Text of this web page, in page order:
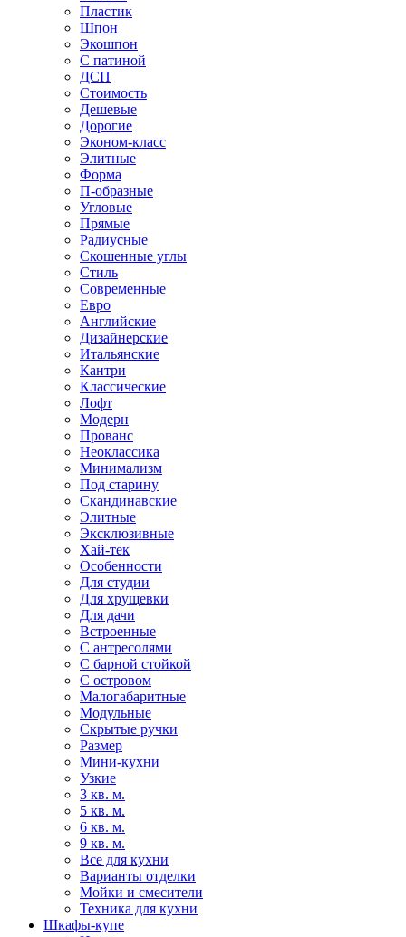
Пластик
Шпон
Экошпон
С патиной
ДСП
Стоимость
Дешевые
Дорогие
Эконом-класс
Элитные
Форма
П-образные
Угловые
Прямые
Радиусные
Скошенные углы
Стиль
Современные
Евро
Английские
Дизайнерские
Итальянские
Кантри
Классические
Лофт
Модерн
Прованс
Неоклассика
Минимализм
Под старину
Скандинавские
Элитные
Эксклюзивные
Хай-тек
Особенности
Для студии
Для хрущевки
Для дачи
Встроенные
С антресолями
С барной стойкой
С островом
Малогабаритные
Модульные
Скрытые ручки
Размер
Мини-кухни
Узкие
3 кв. м.
5 кв. м.
6 кв. м.
9 кв. м.
Все для кухни
Варианты отделки
Мойки и смесители
Техника для кухни
Шкафы-купе